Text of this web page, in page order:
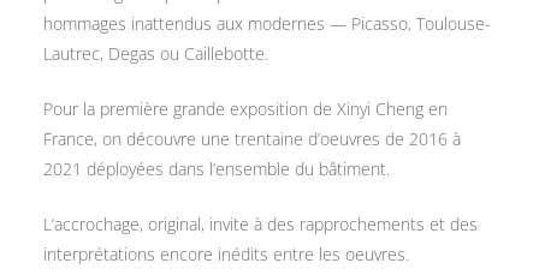
hommages inattendus aux modernes — Picasso, Toulouse-
Lautrec, Degas ou Caillebotte.
Pour la première grande exposition de Xinyi Cheng en
France, on découvre une trentaine d’oeuvres de 2016 à
2021 déployées dans l’ensemble du bâtiment.
L’accrochage, original, invite à des rapprochements et des
interprétations encore inédits entre les oeuvres.